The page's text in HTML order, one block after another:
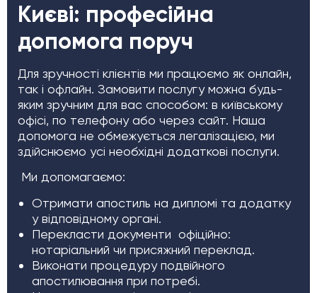
Києві: професійна
допомога поруч
Для зручності клієнтів ми працюємо як онлайн,
так і офлайн. Замовити послугу можна будь-
яким зручним для вас способом: в київському
офісі, по телефону або через сайт. Наша
допомога не обмежується легалізацією, ми
здійснюємо усі необхідні додаткові послуги.
Ми допомагаємо:
Отримати апостиль на дипломі та додатку
у відповідному органі.
Перекласти документи офіційно:
нотаріальний чи присяжний переклад.
Виконати процедуру подвійного
апостилювання при потребі.